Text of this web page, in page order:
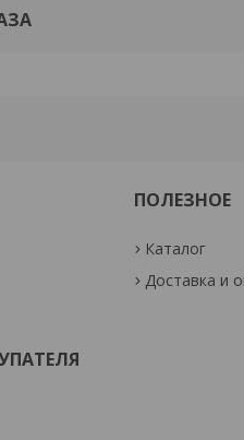
ПОЛЕЗНОЕ
Каталог
Доставка и